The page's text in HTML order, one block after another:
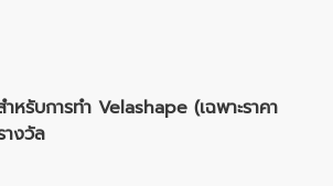
รับการทำ Velashape (เฉพาะราคา
งวัล